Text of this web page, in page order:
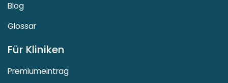
Blog
Glossar
Für Kliniken
Premiumeintrag